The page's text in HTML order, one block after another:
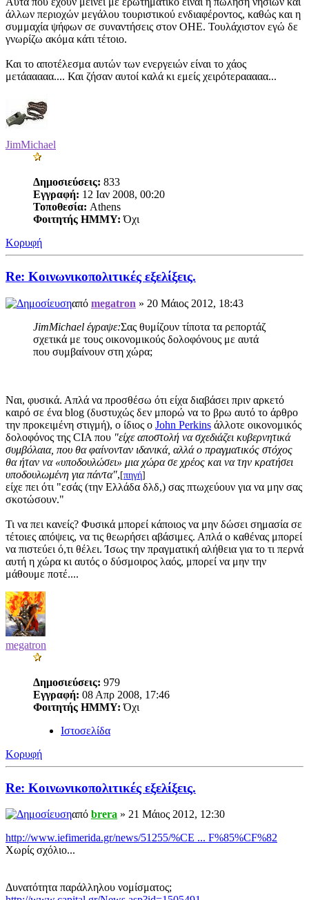
άλλων περιοχών μεγάλου τουριστικού ενδιαφέροντος, καθώς και η
συμμαχία ψήφων σε συναντήσεις στον ΟΗΕ. Τουλάχιστον εγώ δε
γνωρίζω ακόμα κάτι τέτοιο.
Και το αποτέλεσμα αυτών των ενεργειών είναι το χάος
μετάααααα.... Και ζήσαν αυτοί καλά κι εμείς χειρότερααααα...
JimMichael
Δημοσιεύσεις: 833
Εγγραφή: 12 Ιαν 2008, 00:20
Τοποθεσία: Athens
Φοιτητής ΗΜΜΥ: Όχι
Κορυφή
Re: Κοινωνικοπολιτικές εξελίξεις.
από megatron » 20 Μάιος 2012, 18:43
JimMichael έγραψε:Σας θυμίζουν τίποτα τα ρεπορτάζ
σχετικά με τους οικονομικούς δολοφόνους με αυτά
που συμβαίνουν στη χώρα;
Ναι, φυσικά. Απλά να προσθέσω ότι είχα διαβάσει πριν αρκετό
καιρό σε ένα blog (δυστυχώς δεν μπορώ να το βρω αυτό το άρθρο
την προκειμένη στιγμή), ο ίδιος ο John Perkins άλλοτε οικονομικός
δολοφόνος της CIA που "είχε αποστολή να σχεδιάζει κυβερνητικά
συμβόλαια, που θα φαίνονταν ιδανικά, αλλά ο πραγματικός στόχος
θα ήταν να «υποδουλώσει» μια χώρα σε χρέος και να την κρατήσει
υποδουλωμένη για πάντα", [πηγή]
είχε πει ότι "εσάς (την Ελλάδα δλδ,) σας πτωχεύουν για να μην σας
σκοτώσουν."
Τι να πει κανείς? Φυσικά μπορεί κάποιος να μην δώσει σημασία σε
τέτοιες απόψεις, να τις θεωρήσει αβάσιμες. Απλά ο καθένας μπορεί
να πιστεύει ό,τι θέλει. Ίσως την πραγματική αλήθεια για το τι περνά
αυτή η χώρα κι αυτός ο δύσμοιρος λαός, μπορεί να μην την
μάθουμε ποτέ....
megatron
Δημοσιεύσεις: 979
Εγγραφή: 08 Απρ 2008, 17:46
Φοιτητής ΗΜΜΥ: Όχι
Ιστοσελίδα
Κορυφή
Re: Κοινωνικοπολιτικές εξελίξεις.
από brera » 21 Μάιος 2012, 12:30
http://www.iefimerida.gr/news/51255/%CE ... F%85%CF%82
Xωρίς σχόλιο...
Δυνατότητα παράλληλου νομίσματος;